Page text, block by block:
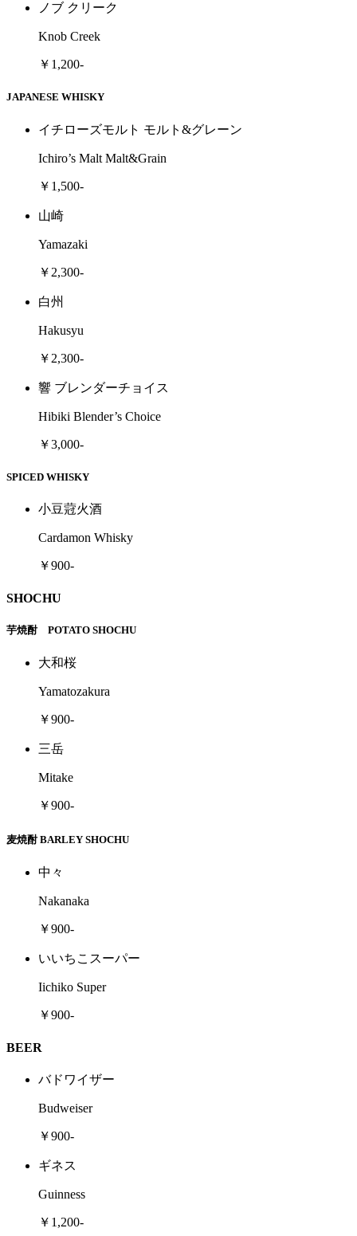
ノブ クリーク
Knob Creek
￥1,200-
JAPANESE WHISKY
イチローズモルト モルト&グレーン
Ichiro’s Malt Malt&Grain
￥1,500-
山崎
Yamazaki
￥2,300-
白州
Hakusyu
￥2,300-
響 ブレンダーチョイス
Hibiki Blender’s Choice
￥3,000-
SPICED WHISKY
小豆蒄火酒
Cardamon Whisky
￥900-
SHOCHU
芋焼酎 POTATO SHOCHU
大和桜
Yamatozakura
￥900-
三岳
Mitake
￥900-
麦焼酎 BARLEY SHOCHU
中々
Nakanaka
￥900-
いいちこスーパー
Iichiko Super
￥900-
BEER
バドワイザー
Budweiser
￥900-
ギネス
Guinness
￥1,200-